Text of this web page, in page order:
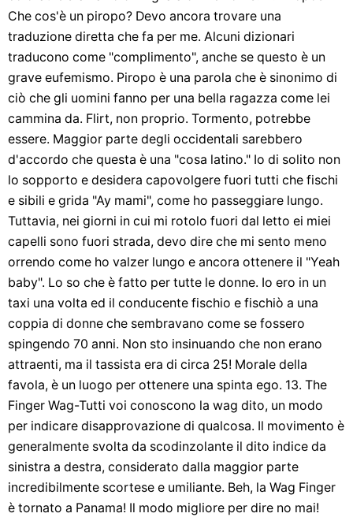
Che cos'è un piropo? Devo ancora trovare una
traduzione diretta che fa per me. Alcuni dizionari
traducono come "complimento", anche se questo è un
grave eufemismo. Piropo è una parola che è sinonimo di
ciò che gli uomini fanno per una bella ragazza come lei
cammina da. Flirt, non proprio. Tormento, potrebbe
essere. Maggior parte degli occidentali sarebbero
d'accordo che questa è una "cosa latino." Io di solito non
lo sopporto e desidera capovolgere fuori tutti che fischi
e sibili e grida "Ay mami", come ho passeggiare lungo.
Tuttavia, nei giorni in cui mi rotolo fuori dal letto ei miei
capelli sono fuori strada, devo dire che mi sento meno
orrendo come ho valzer lungo e ancora ottenere il "Yeah
baby". Lo so che è fatto per tutte le donne. Io ero in un
taxi una volta ed il conducente fischio e fischiò a una
coppia di donne che sembravano come se fossero
spingendo 70 anni. Non sto insinuando che non erano
attraenti, ma il tassista era di circa 25! Morale della
favola, è un luogo per ottenere una spinta ego. 13. The
Finger Wag-Tutti voi conoscono la wag dito, un modo
per indicare disapprovazione di qualcosa. Il movimento è
generalmente svolta da scodinzolante il dito indice da
sinistra a destra, considerato dalla maggior parte
incredibilmente scortese e umiliante. Beh, la Wag Finger
è tornato a Panama! Il modo migliore per dire no mai!